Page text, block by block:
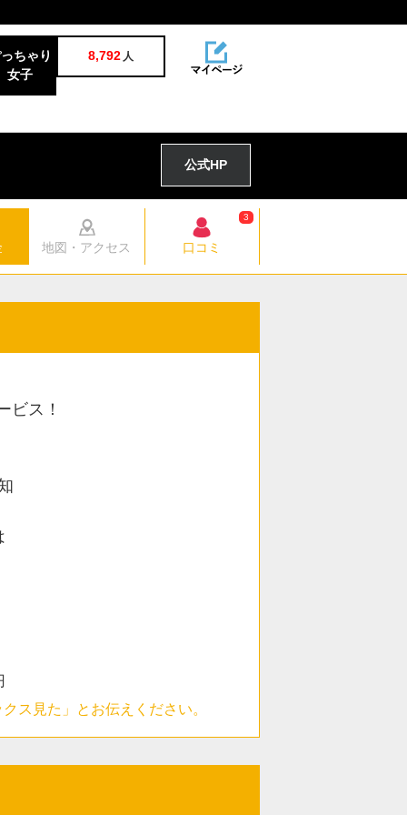
ちゃり
女子
8,792 人
公式HP
地図・アクセス 口コミ
3
ビス！
ス見た」とお伝えください。